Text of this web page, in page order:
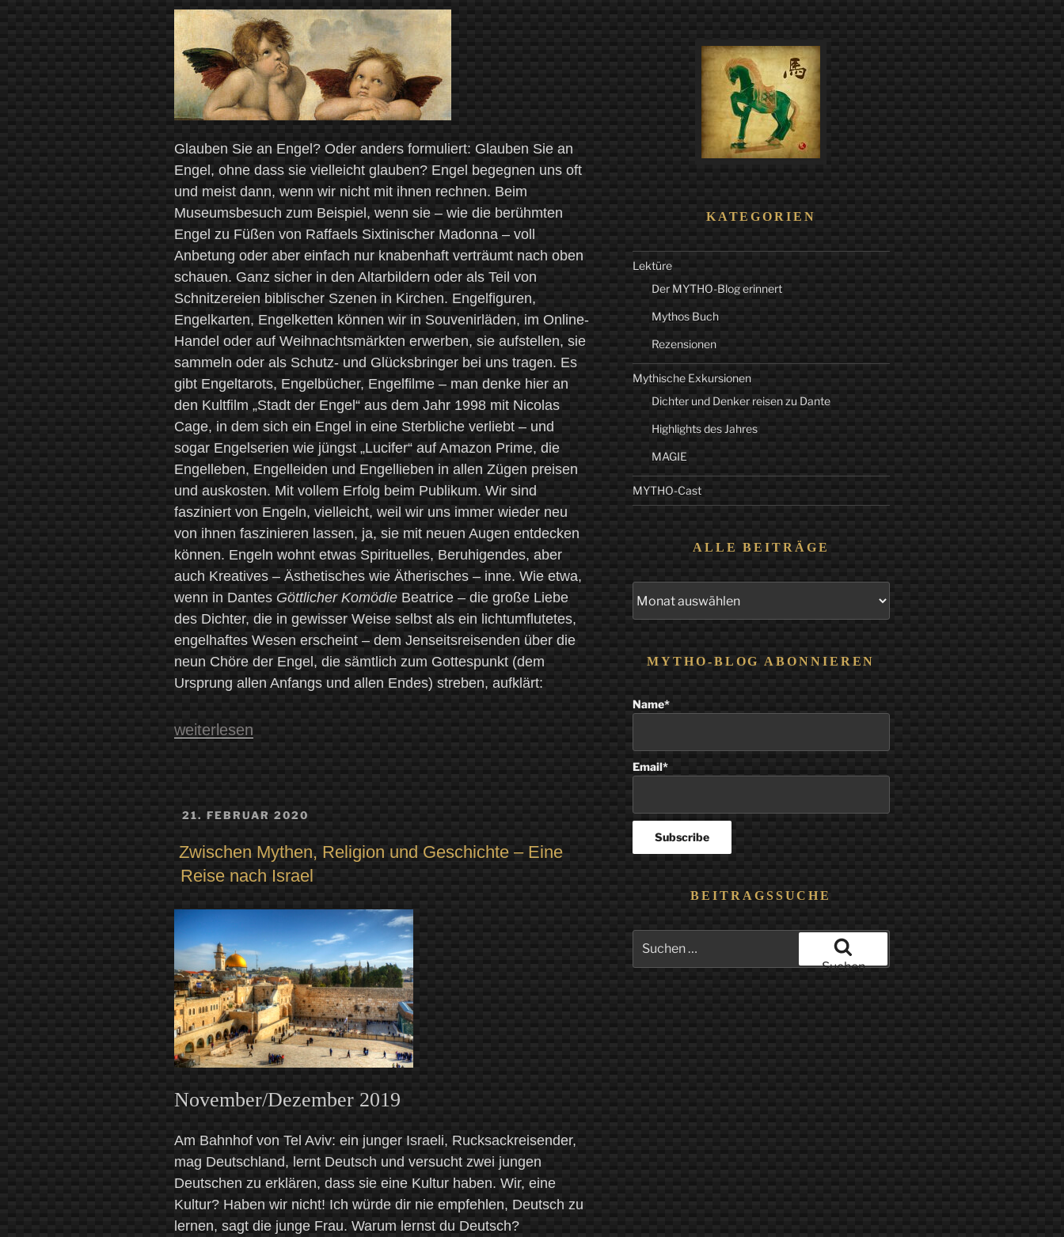
Glauben Sie an Engel? Oder anders formuliert: Glauben Sie an
Engel, ohne dass sie vielleicht glauben? Engel begegnen uns oft
und meist dann, wenn wir nicht mit ihnen rechnen. Beim
Museumsbesuch zum Beispiel, wenn sie – wie die berühmten
Engel zu Füßen von Raffaels Sixtinischer Madonna – voll
Anbetung oder aber einfach nur knabenhaft verträumt nach oben
schauen. Ganz sicher in den Altarbildern oder als Teil von
Schnitzereien biblischer Szenen in Kirchen. Engelfiguren,
Engelkarten, Engelketten können wir in Souvenirläden, im Online-
Handel oder auf Weihnachtsmärkten erwerben, sie aufstellen, sie
sammeln oder als Schutz- und Glücksbringer bei uns tragen. Es
gibt Engeltarots, Engelbücher, Engelfilme – man denke hier an
den Kultfilm „Stadt der Engel“ aus dem Jahr 1998 mit Nicolas
Cage, in dem sich ein Engel in eine Sterbliche verliebt – und
sogar Engelserien wie jüngst „Lucifer“ auf Amazon Prime, die
Engelleben, Engelleiden und Engellieben in allen Zügen preisen
und auskosten. Mit vollem Erfolg beim Publikum. Wir sind
fasziniert von Engeln, vielleicht, weil wir uns immer wieder neu
von ihnen faszinieren lassen, ja, sie mit neuen Augen entdecken
können. Engeln wohnt etwas Spirituelles, Beruhigendes, aber
auch Kreatives – Ästhetisches wie Ätherisches – inne. Wie etwa,
wenn in Dantes Göttlicher Komödie Beatrice – die große Liebe
des Dichter, die in gewisser Weise selbst als ein lichtumflutetes,
engelhaftes Wesen erscheint – dem Jenseitsreisenden über die
neun Chöre der Engel, die sämtlich zum Gottespunkt (dem
Ursprung allen Anfangs und allen Endes) streben, aufklärt:
„Gottes
Schuld
–
Engel:
über
eine
Faszination“
weiterlesen
VERÖFFENTLICHT
21. FEBRUAR 2020
Zwischen Mythen, Religion und Geschichte – Eine
Reise nach Israel
November/Dezember 2019
Am Bahnhof von Tel Aviv: ein junger Israeli, Rucksackreisender,
mag Deutschland, lernt Deutsch und versucht zwei jungen
Deutschen zu erklären, dass sie eine Kultur haben. Wir, eine
Kultur? Haben wir nicht! Ich würde dir nie empfehlen, Deutsch zu
lernen, sagt die junge Frau. Warum lernst du Deutsch?
KATEGORIEN
Lektüre
Der MYTHO-Blog erinnert
Mythos Buch
Rezensionen
Mythische Exkursionen
Dichter und Denker reisen zu Dante
Highlights des Jahres
MAGIE
MYTHO-Cast
ALLE BEITRÄGE
Beiträge
MYTHO-BLOG ABONNIEREN
Name*
Email*
BEITRAGSSUCHE
nach:
Suchen